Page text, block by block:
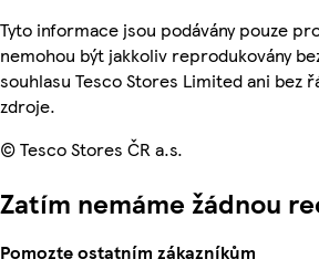
Tyto informace jsou podávány pouze
nemohou být jakkoliv reprodukovány
souhlasu Tesco Stores Limited ani bez
zdroje.
© Tesco Stores ČR a.s.
Zatím nemáme žádnou
Pomozte ostatním zákazníkům